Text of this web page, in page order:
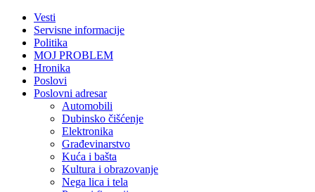
Vesti
Servisne informacije
Politika
MOJ PROBLEM
Hronika
Poslovi
Poslovni adresar
Automobili
Dubinsko čišćenje
Elektronika
Građevinarstvo
Kuća i bašta
Kultura i obrazovanje
Nega lica i tela